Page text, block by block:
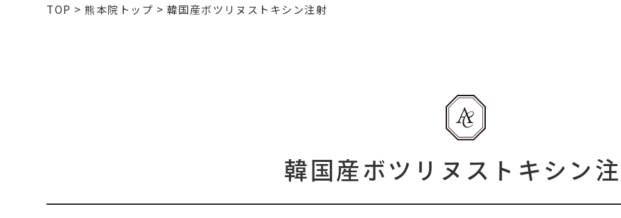
TOP >熊本院トップ > 韓国産ボツリヌストキシン注射
韓国産ボツリヌストキシン